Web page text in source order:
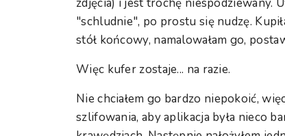
"schludnie", po prostu się nudzę.
stół końcowy, namalowałam go,
Więc kufer zostaje... na razie.
Nie chciałem go bardzo niepokoić,
szlifowania, aby aplikacja była nieco